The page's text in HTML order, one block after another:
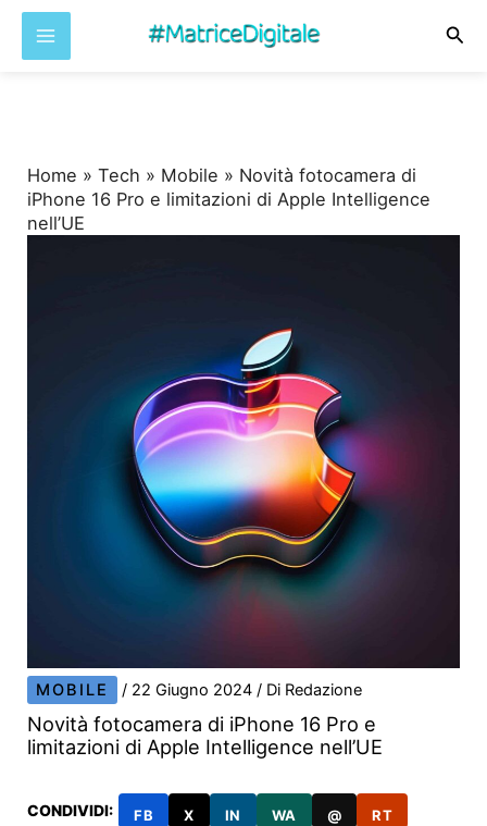
Home »Tech » Mobile » Novità fotocamera di
iPhone 16 Pro e limitazioni di Apple Intelligence
nell’UE
MOBILE / 22 Giugno 2024/ Di Redazione
Novità fotocamera di iPhone 16 Pro e
limitazioni di Apple Intelligence nell’UE
CONDIVIDI: FB X IN WA @ RT